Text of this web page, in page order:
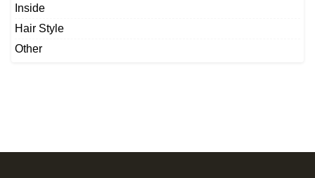
Inside
Hair Style
Other